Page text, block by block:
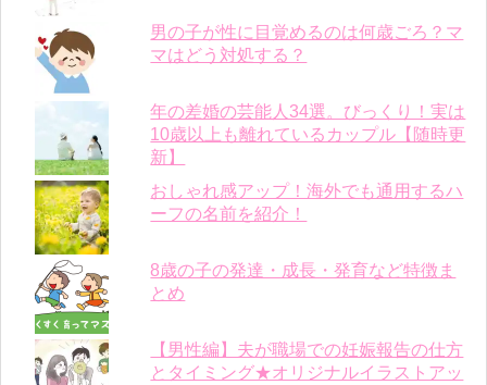
男の子が性に目覚めるのは何歳ごろ？マ
マはどう対処する？
年の差婚の芸能人34選。びっくり！実は
10歳以上も離れているカップル【随時更
新】
おしゃれ感アップ！海外でも通用するハ
ーフの名前を紹介！
8歳の子の発達・成長・発育など特徴ま
とめ
【男性編】夫が職場での妊娠報告の仕方
とタイミング★オリジナルイラストアッ